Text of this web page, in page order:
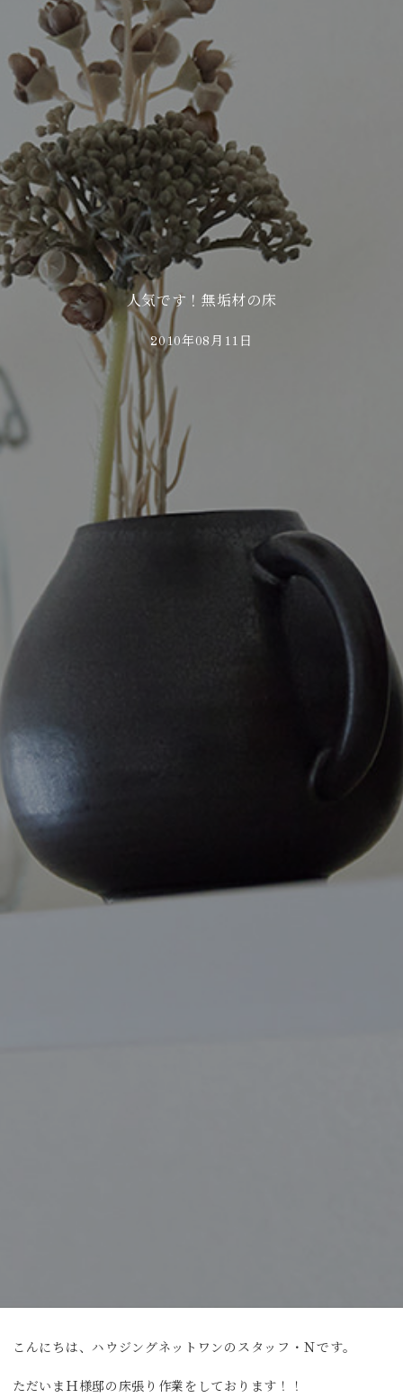
人気です！無垢材の床
2010年08月11日
こんにちは、ハウジングネットワンのスタッフ・Ｎです。
ただいまＨ様邸の床張り作業をしております！！